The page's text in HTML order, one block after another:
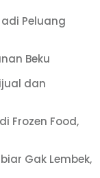
Peluang
Beku
dan
Frozen Food,
Gak Lembek,